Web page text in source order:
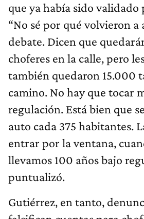
que ya había sido validado
“No sé por qué volvieron a
debate. Dicen que
choferes en la calle, pero
también quedaron 15.000
camino. No hay que tocar
regulación. Está bien que
auto cada 375 habitantes.
entrar por la ventana,
llevamos 100 años bajo
puntualizó.
Gutiérrez, en tanto,